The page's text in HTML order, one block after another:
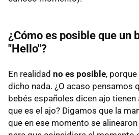
¿Cómo es posible que un
"Hello"?
En realidad no es posible,
dicho nada. ¿O acaso pensamos
bebés españoles dicen ajo tienen
que es el ajo? Digamos que la
que en ese momento se